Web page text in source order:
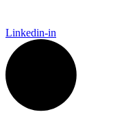
Linkedin-in